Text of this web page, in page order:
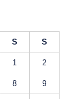
S S
1 2
8 9